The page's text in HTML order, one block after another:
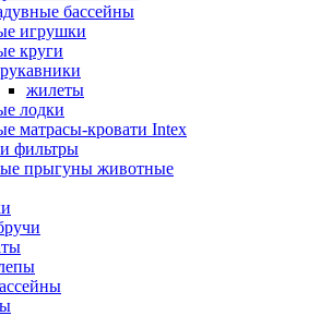
бассейны
игрушки
круги
жилеты
лодки
матрасы-кровати Intex
фильтры
прыгуны животные